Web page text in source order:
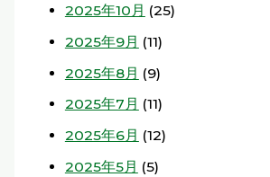
2025年10月 (25)
2025年9月 (11)
2025年8月 (9)
2025年7月 (11)
2025年6月 (12)
2025年5月 (5)